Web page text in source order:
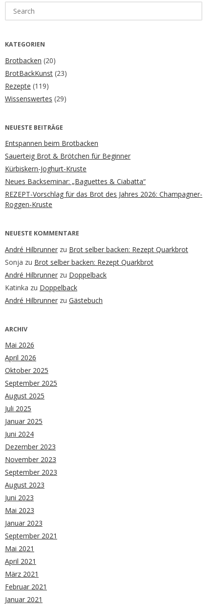
for:
KATEGORIEN
Brotbacken (20)
BrotBackKunst (23)
Rezepte (119)
Wissenswertes (29)
NEUESTE BEITRÄGE
Entspannen beim Brotbacken
Sauerteig Brot & Brötchen für Beginner
Kürbiskern-Joghurt-Kruste
Neues Backseminar: „Baguettes & Ciabatta“
REZEPT-Vorschlag für das Brot des Jahres 2026: Champagner-
Roggen-Kruste
NEUESTE KOMMENTARE
André Hilbrunner zu Brot selber backen: Rezept Quarkbrot
Sonja zu Brot selber backen: Rezept Quarkbrot
André Hilbrunner zu Doppelback
Katinka zu Doppelback
André Hilbrunner zu Gästebuch
ARCHIV
Mai 2026
April 2026
Oktober 2025
September 2025
August 2025
Juli 2025
Januar 2025
Juni 2024
Dezember 2023
November 2023
September 2023
August 2023
Juni 2023
Mai 2023
Januar 2023
September 2021
Mai 2021
April 2021
März 2021
Februar 2021
Januar 2021